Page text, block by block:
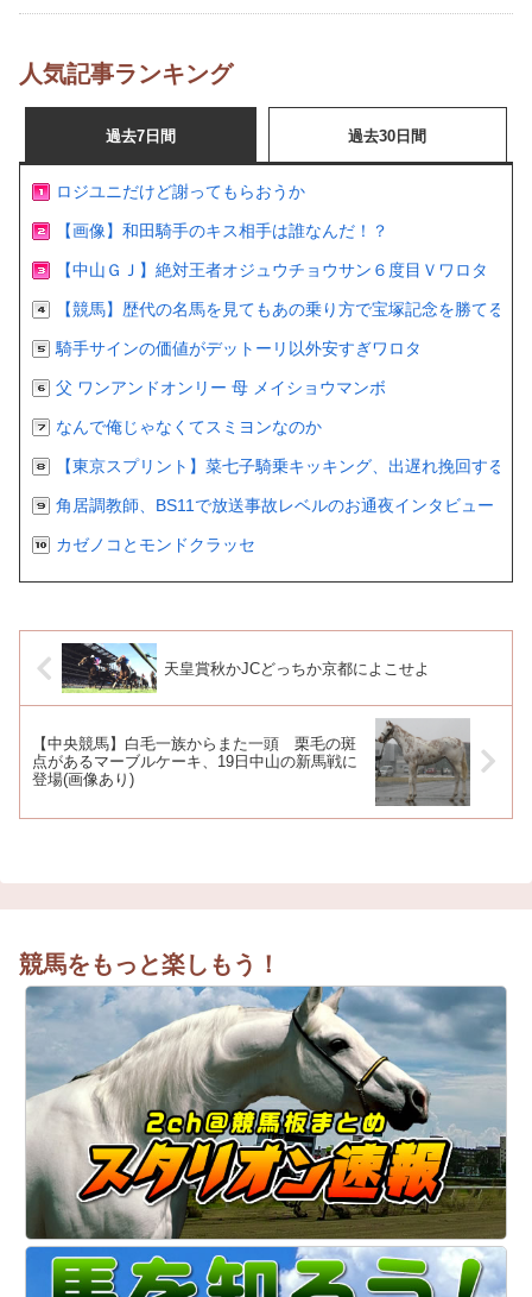
取引に」
人気記事ランキング
過去7日間 過去30日間
ロジユニだけど謝ってもらおうか
【画像】和田騎手のキス相手は誰なんだ！？
【中山ＧＪ】絶対王者オジュウチョウサン６度目Ｖワロタ
【競馬】歴代の名馬を見てもあの乗り方で宝塚記念を勝てる
騎手サインの価値がデットーリ以外安すぎワロタ
父 ワンアンドオンリー 母 メイショウマンボ
なんで俺じゃなくてスミヨンなのか
【東京スプリント】菜七子騎乗キッキング、出遅れ挽回するも
角居調教師、BS11で放送事故レベルのお通夜インタビュー
カゼノコとモンドクラッセ
天皇賞秋かJCどっちか京都によこせよ
【中央競馬】白毛一族からまた一頭 栗毛の斑
点があるマーブルケーキ、19日中山の新馬戦に
登場(画像あり)
競馬をもっと楽しもう！